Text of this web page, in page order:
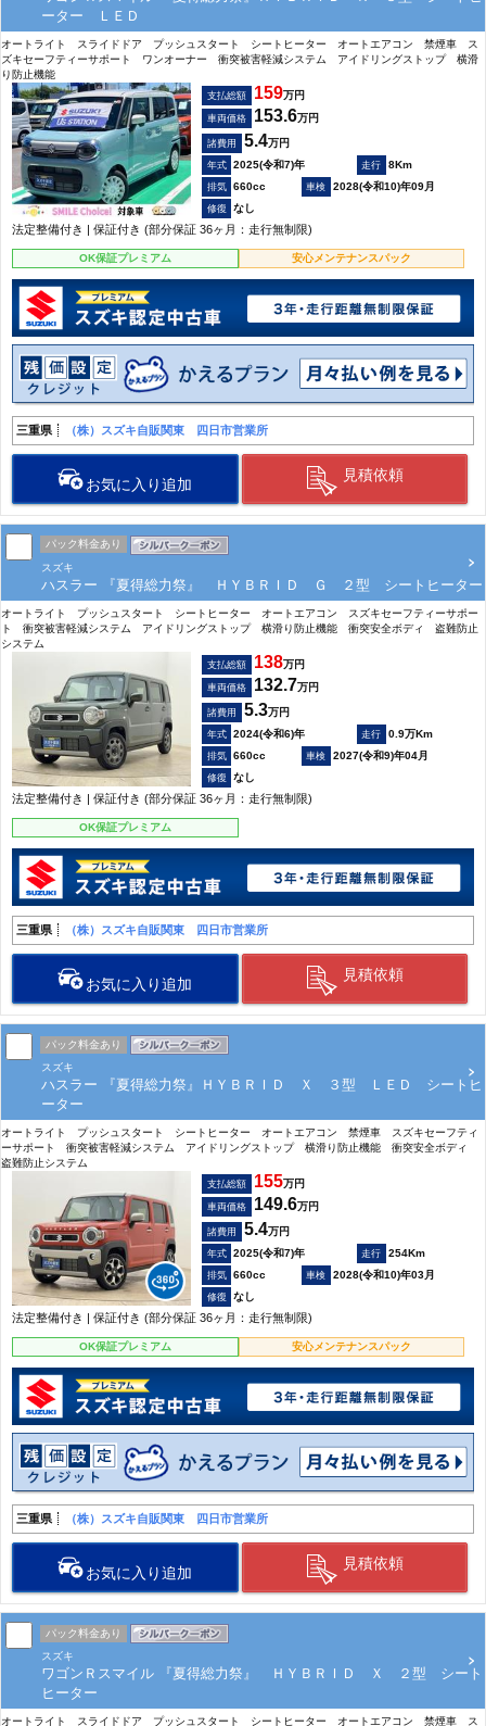
ーター ＬＥＤ
オートライト スライドドア プッシュスタート シートヒーター オートエアコン 禁煙車 ス
ズキセーフティーサポート ワンオーナー 衝突被害軽減システム アイドリングストップ 横滑
り防止機能
支払総額 159万円
車両価格 153.6万円
諸費用 5.4万円
2025(令和7)年
8Km
660cc
2028(令和10)年09月
なし
法定整備付き | 保証付き (部分保証 36ヶ月：走行無制限)
OK保証プレミアム 安心メンテナンスパック
三重県 （株）スズキ自販関東 四日市営業所
お気に入り追加
見積依頼
パック料金あり
スズキ
ハスラー 『夏得総力祭』 ＨＹＢＲＩＤ Ｇ ２型 シートヒーター
オートライト プッシュスタート シートヒーター オートエアコン スズキセーフティーサポー
ト 衝突被害軽減システム アイドリングストップ 横滑り防止機能 衝突安全ボディ 盗難防止
システム
支払総額 138万円
車両価格 132.7万円
諸費用 5.3万円
2024(令和6)年
0.9万Km
660cc
2027(令和9)年04月
なし
法定整備付き | 保証付き (部分保証 36ヶ月：走行無制限)
OK保証プレミアム
三重県 （株）スズキ自販関東 四日市営業所
お気に入り追加
見積依頼
パック料金あり
スズキ
ハスラー 『夏得総力祭』ＨＹＢＲＩＤ Ｘ ３型 ＬＥＤ シートヒ
ーター
オートライト プッシュスタート シートヒーター オートエアコン 禁煙車 スズキセーフティ
ーサポート 衝突被害軽減システム アイドリングストップ 横滑り防止機能 衝突安全ボディ
盗難防止システム
支払総額 155万円
車両価格 149.6万円
諸費用 5.4万円
2025(令和7)年
254Km
660cc
2028(令和10)年03月
なし
法定整備付き | 保証付き (部分保証 36ヶ月：走行無制限)
OK保証プレミアム 安心メンテナンスパック
三重県 （株）スズキ自販関東 四日市営業所
お気に入り追加
見積依頼
パック料金あり
スズキ
ワゴンＲスマイル 『夏得総力祭』 ＨＹＢＲＩＤ Ｘ ２型 シート
ヒーター
オートライト スライドドア プッシュスタート シートヒーター オートエアコン 禁煙車 ス